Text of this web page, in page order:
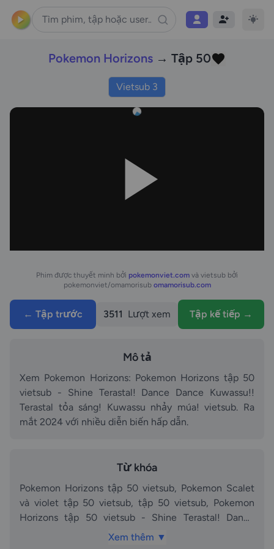
Pokemon Horizons → Tập 50
Vietsub 3
Phim được thuyết minh bởi pokemonviet.com và vietsub bởi
pokemonviet/omamorisub omamorisub.com
← Tập trước 3511 Lượt xem Tập kế tiếp →
Mô tả
Xem Pokemon Horizons: Pokemon Horizons tập 50
vietsub - Shine Terastal! Dance Dance Kuwassu!!
Terastal tỏa sáng! Kuwassu nhảy múa! vietsub. Ra
mắt 2024 với nhiều diễn biến hấp dẫn.
Từ khóa
Pokemon Horizons tập 50 vietsub, Pokemon Scalet
và violet tập 50 vietsub, tập 50 vietsub, Pokemon
Horizons tập 50 vietsub - Shine Terastal! Dance
Dance Kuwassu!! Terastal tỏa sáng! Kuwassu nhảy
Xem thêm ▼